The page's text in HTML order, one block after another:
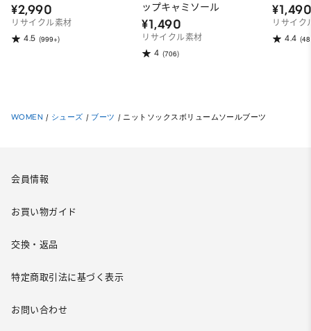
¥2,990
リサイクル素材
4.5 (999+)
ップキャミソール
¥1,490
リサイクル素材
4 (706)
リサイク
4.4
WOMEN / シューズ / ブーツ / ニットソックスボリュームソールブーツ
会員情報
お買い物ガイド
交換・返品
特定商取引法に基づく表示
お問い合わせ